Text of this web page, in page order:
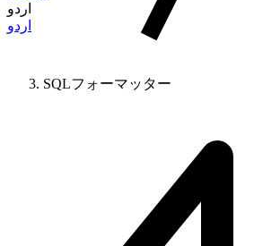
اردو
اردو
SQLフォーマッター